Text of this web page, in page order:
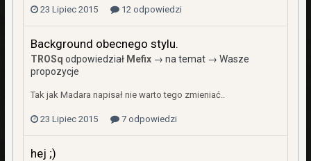
23 Lipiec 2015 12 odpowiedzi
Background obecnego stylu.
TROSq odpowiedział Mefix→ na temat → Wasze
propozycje
Tak jak Madara napisał nie warto tego zmieniać..
23 Lipiec 2015 7 odpowiedzi
hej ;)